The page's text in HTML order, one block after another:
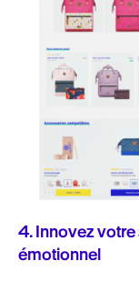
4.Innovez
émotionnel